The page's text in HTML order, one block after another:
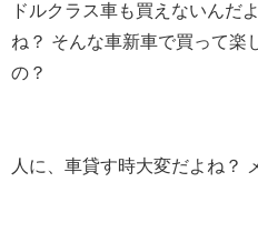
ドルクラス車も買えないんだ
ね？ そんな車新車で買って楽
の？
人に、車貸す時大変だよね？